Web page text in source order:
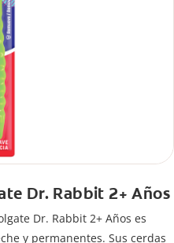
Dr. Rabbit 2+ Años
Dr. Rabbit 2+ Años es
y permanentes. Sus cerdas